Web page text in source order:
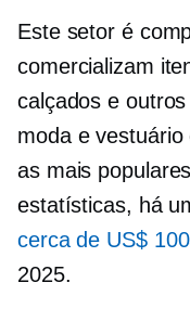
Este setor é
comercializam
calçados e
moda e
as mais
estatísticas, há
cerca de US$
2025.